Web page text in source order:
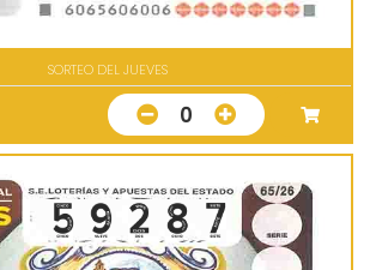
SORTEO DEL JUEVES
0